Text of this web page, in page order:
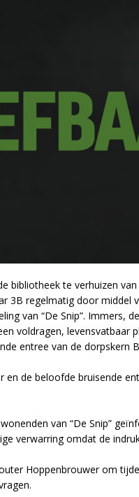
bibliotheek te verhuizen
3B regelmatig door middel
van “De Snip”. Immers,
voldragen, levensvatbaar
entree van de dorpskern
en de beloofde bruisende
van “De Snip”
verwarring omdat de
Hoppenbrouwer om